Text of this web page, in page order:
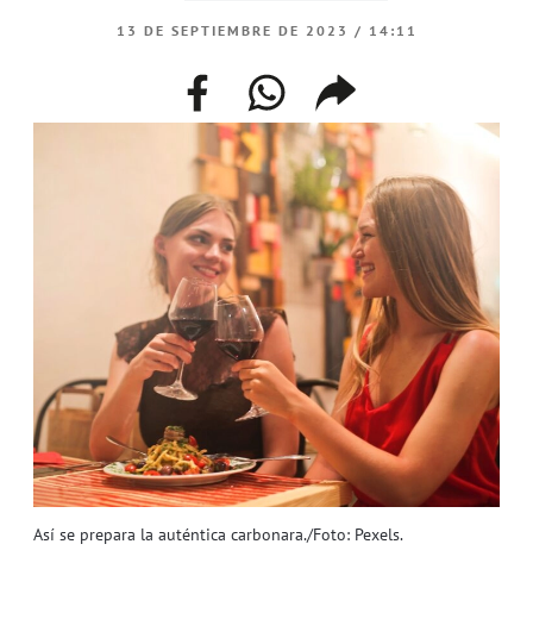
Así se prepara la auténtica carbonara./Foto: Pexels.
13 DE SEPTIEMBRE DE 2023 / 14:11
facebookwhatsappcompartir
enlace